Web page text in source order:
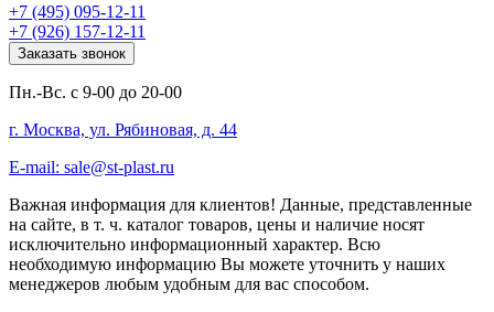
+7 (495) 095-12-11
+7 (926) 157-12-11
Заказать звонок
Пн.-Вс. с 9-00 до 20-00
г. Москва, ул. Рябиновая, д. 44
E-mail: sale@st-plast.ru
Важная информация для клиентов! Данные, представленные
на сайте, в т. ч. каталог товаров, цены и наличие носят
исключительно информационный характер. Всю
необходимую информацию Вы можете уточнить у наших
менеджеров любым удобным для вас способом.